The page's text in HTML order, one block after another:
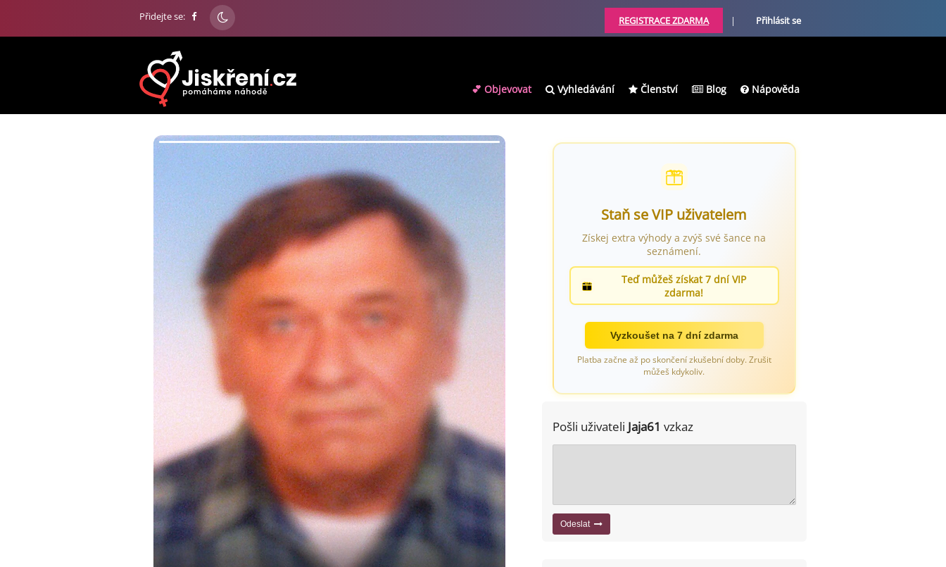
Přidejte se: REGISTRACE ZDARMA | Přihlásit se
💕 Objevovat Vyhledávání Členství Blog Nápověda
Staň se VIP uživatelem
Získej extra výhody a zvýš své šance na
seznámení.
Teď můžeš získat 7 dní VIP
zdarma!
Vyzkoušet na 7 dní zdarma
Platba začne až po skončení zkušební doby. Zrušit
můžeš kdykoliv.
Pošli uživateli Jaja61 vzkaz
Odeslat